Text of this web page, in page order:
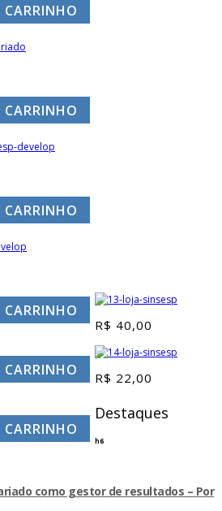
30,00.
R$ 40,00
R$ 22,00
Destaques
h6
como gestor de resultados – Por